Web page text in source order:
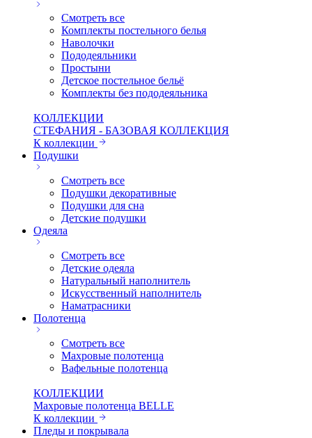
Смотреть все
Комплекты постельного белья
Наволочки
Пододеяльники
Простыни
Детское постельное бельё
Комплекты без пододеяльника
КОЛЛЕКЦИИ
СТЕФАНИЯ - БАЗОВАЯ КОЛЛЕКЦИЯ
К коллекции
Подушки
Смотреть все
Подушки декоративные
Подушки для сна
Детские подушки
Одеяла
Смотреть все
Детские одеяла
Натуральный наполнитель
Искуcственный наполнитель
Наматрасники
Полотенца
Смотреть все
Махровые полотенца
Вафельные полотенца
КОЛЛЕКЦИИ
Махровые полотенца BELLE
К коллекции
Пледы и покрывала